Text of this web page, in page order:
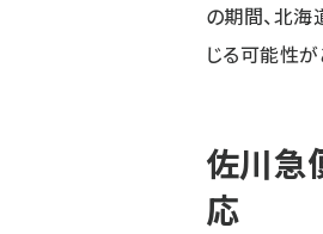
の期間、北海
じる可能性が
佐川急
応